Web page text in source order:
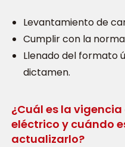
Levantamiento de
Cumplir con la
Llenado del formato
dictamen.
¿Cuál es la
eléctrico y cuándo
actualizarlo?